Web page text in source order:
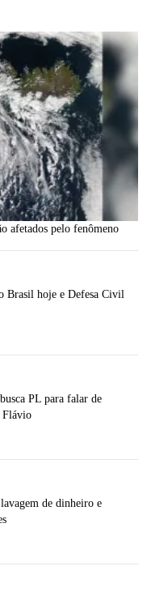
afetados pelo fenômeno
Brasil hoje e Defesa Civil
PL para falar de
Flávio
de dinheiro e